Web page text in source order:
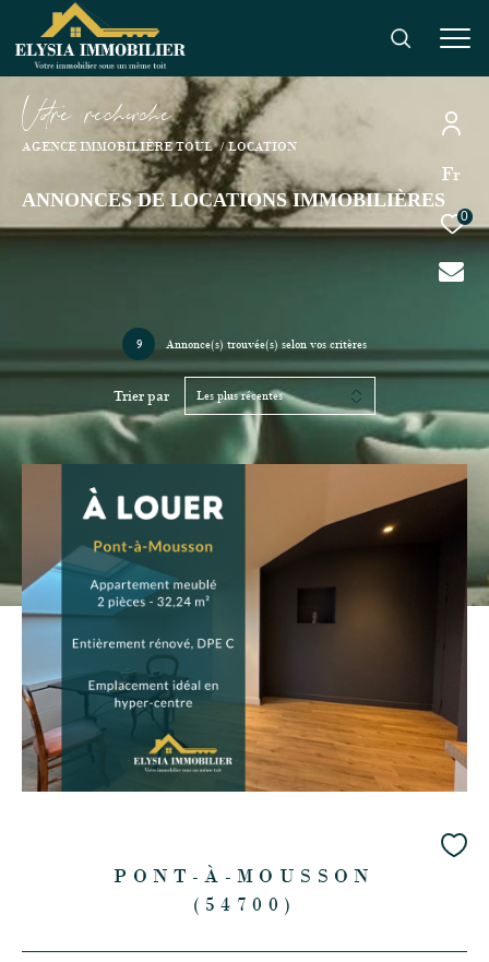
Fr
0
Vore recece
AGENCE IMMOBILIÈRE TOUL LOCATION
ANNONCES DE LOCATIONS IMMOBILIÈRES
9 Annonce(s) trouvée(s) selon vos critères
Trier par Les plus récentes
PONT-À-MOUSSON
(54700)